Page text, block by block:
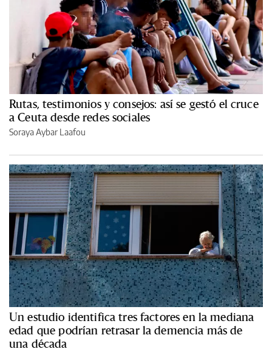
Rutas, testimonios y consejos: así se gestó el cruce
a Ceuta desde redes sociales
Soraya Aybar Laafou
Un estudio identifica tres factores en la mediana
edad que podrían retrasar la demencia más de
una década